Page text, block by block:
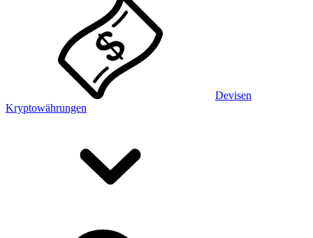
Devisen
Kryptowährungen